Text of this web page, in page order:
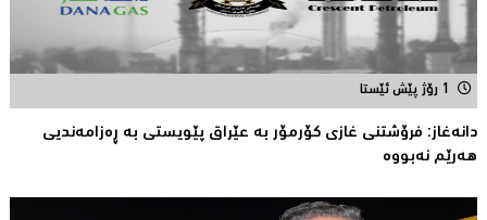
1 رۆژ پێش ئێستا
دانەغاز: فرۆشتنی غازی كۆرمۆر بە عێراق پێویستی بە ڕەزامەندیی
هەرێم نەبووە